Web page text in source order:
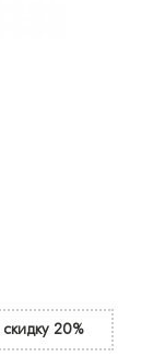
скидку 20%